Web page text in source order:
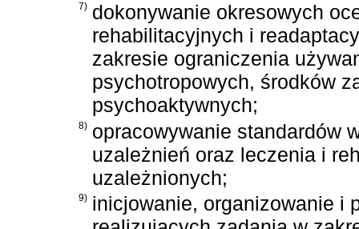
7) dokonywanie okresowych
rehabilitacyjnych i
zakresie ograniczenia
psychotropowych, środków
psychoaktywnych;
8) opracowywanie standardów
uzależnień oraz leczenia i
uzależnionych;
9) inicjowanie, organizowanie i